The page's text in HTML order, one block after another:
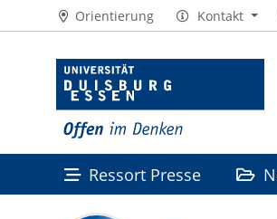
Orientierung Kontakt
Ressort Presse